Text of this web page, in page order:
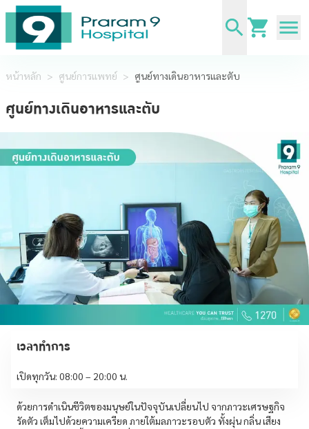
หน้าหลัก > ศูนย์การแพทย์ > ศูนย์ทางเดินอาหารและตับ
ศูนย์ทางเดินอาหารและตับ
เวลาทำการ
เปิดทุกวัน: 08:00 – 20:00 น.
ด้วยการดำเนินชีวิตของมนุษย์ในปัจจุบันเปลี่ยนไป จากภาวะเศรษฐกิจ
รัดตัว เต็มไปด้วยความเครียด ภายใต้มลภาวะรอบตัว ทั้งผุ่น กลิ่น เสียง